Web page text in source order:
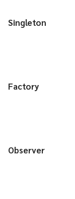
Singleton
Factory
Observer